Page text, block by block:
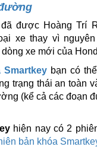
đã được Hoàng Trí
xe thay vì
xe mới của
Smartkey bạn có
trạng thái an toàn
(kể cả các đoạn
hiện nay có 2
bản khóa